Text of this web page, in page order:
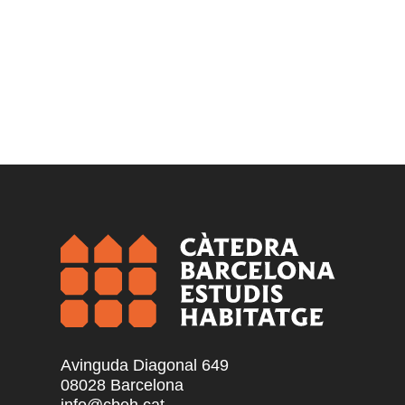
Avinguda Diagonal 649
08028 Barcelona